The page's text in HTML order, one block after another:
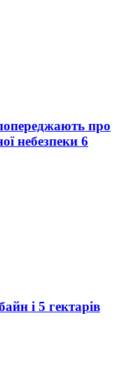
про
небезпеки 6
і 5 гектарів